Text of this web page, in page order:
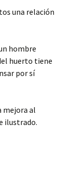
una relación
hombre
huerto tiene
por sí
mejora al
ilustrado.